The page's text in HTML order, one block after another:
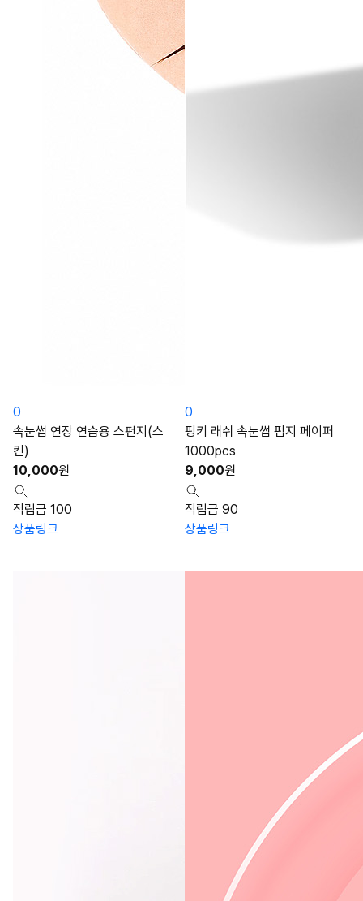
0
속눈썹 연장 연습용 스펀지(스
킨)
10,000원
적립금 100
상품링크
0
펑키 래쉬 속눈썹 펌지 페이퍼
1000pcs
9,000원
적립금 90
상품링크